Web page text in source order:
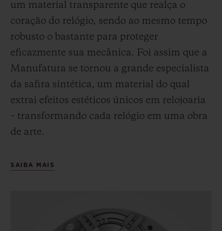
um material transparente que realça o
coração do relógio, sendo ao mesmo tempo
robusto o bastante para proteger
eficazmente sua mecânica. Foi assim que a
Manufatura se tornou a grande especialista
da safira sintética, um material do qual
extrai efeitos estéticos únicos em relojoaria
– transformando cada relógio em uma obra
de arte.
SAIBA MAIS